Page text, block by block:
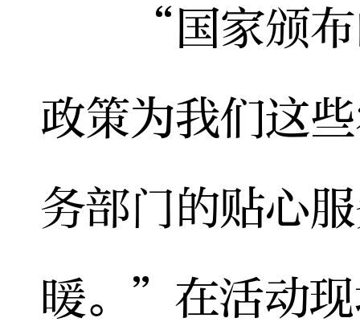
“国家颁布
政策为我们这
务部门的贴心
暖。”在活动